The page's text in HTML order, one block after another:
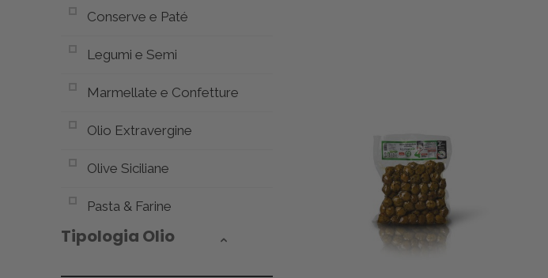
Conserve e Paté
Legumi e Semi
Marmellate e Confetture
Olio Extravergine
Olive Siciliane
Pasta & Farine
Tipologia Olio